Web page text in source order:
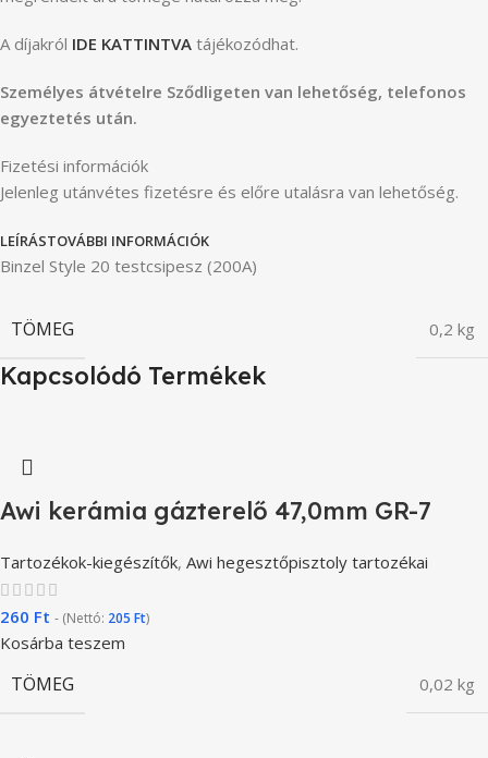
A díjakról IDE KATTINTVA tájékozódhat.
Személyes átvételre Sződligeten van lehetőség, telefonos
egyeztetés után.
Fizetési információk
Jelenleg utánvétes fizetésre és előre utalásra van lehetőség.
LEÍRÁSTOVÁBBI INFORMÁCIÓK
Binzel Style 20 testcsipesz (200A)
TÖMEG 0,2 kg
Kapcsolódó Termékek
Awi kerámia gázterelő 47,0mm GR-7
Tartozékok-kiegészítők, Awi hegesztőpisztoly tartozékai
260 Ft - (Nettó: 205 Ft)
Kosárba teszem
TÖMEG 0,02 kg